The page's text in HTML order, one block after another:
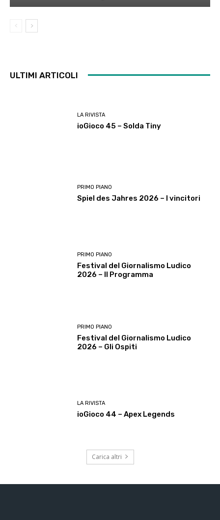
ULTIMI ARTICOLI
LA RIVISTA
ioGioco 45 – Solda Tiny
PRIMO PIANO
Spiel des Jahres 2026 – I vincitori
PRIMO PIANO
Festival del Giornalismo Ludico
2026 – Il Programma
PRIMO PIANO
Festival del Giornalismo Ludico
2026 – Gli Ospiti
LA RIVISTA
ioGioco 44 – Apex Legends
Carica altri